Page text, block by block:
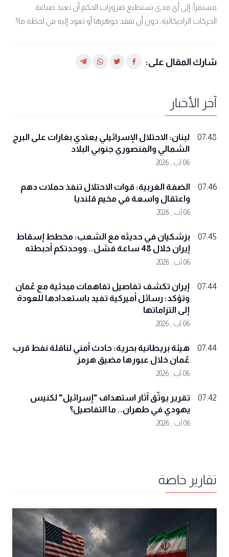
مستمراً: إلى أي مدى تستطيع ضرورات الحكم أن تعيد صياغة
الحركات الراديكالية، دون أن تفقد جوهرها أو تعود إليه في لحظة ما؟
شارك المقال على:
آخر الأخبار
07:48
لبنان: الاحتلال الإسرائيلي يعتدي بغارات على البرج
الشمالي والمنصوري جنوبي البلاد
06 آب , 2026
07:46
الضفة الغربية: قوات الاحتلال تنفذ حملات دهم
واعتقال واسعة في مخيم قلنديا
06 آب , 2026
07:45
بزشكيان في حديثه مع الشعب: مخطط إسقاط
إيران خلال 48 ساعة فشل.. ووحدتكم أحبطته
06 آب , 2026
07:44
إيران تكشف تفاصيل تفاهمات مبدئية مع عُمان
وتؤكد: رسائل أميركية تفيد باستعدادها للعودة
إلى التزاماتها
06 آب , 2026
07:44
هيئة بريطانية بحرية: حادث أمني لناقلة نفط قرب
عُمان خلال عبورها مضيق هرمز
06 آب , 2026
07:42
تقرير يوثّق آثار استهداف "إسرائيل" لكنيس
يهودي في طهران.. ما التفاصيل؟
06 آب , 2026
تقارير خاصة